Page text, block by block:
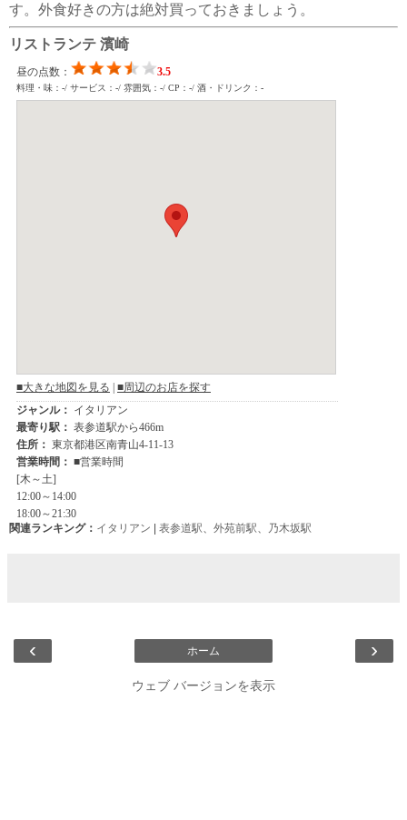
す。外食好きの方は絶対買っておきましょう。
リストランテ 濱崎
関連ランキング： イタリアン | 表参道駅 外苑前駅 乃木坂駅
‹ ›
ホーム
ウェブ バージョンを表示